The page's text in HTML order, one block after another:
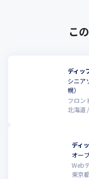
こ
ディッ
シニア
幌）
フロン
北海道
ディ
オー
Web
東京都